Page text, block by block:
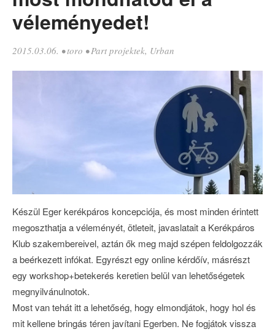
véleményedet!
2015.03.06. •toro •Part projektek, Urban
Készül Eger kerékpáros koncepciója, és most minden érintett
megoszthatja a véleményét, ötleteit, javaslatait a Kerékpáros
Klub szakembereivel, aztán ők meg majd szépen feldolgozzák
a beérkezett infókat. Egyrészt egy online kérdőív, másrészt
egy workshop+betekerés keretien belül van lehetőségetek
megnyilvánulnotok.
Most van tehát itt a lehetőség, hogy elmondjátok, hogy hol és
mit kellene bringás téren javítani Egerben. Ne fogjátok vissza